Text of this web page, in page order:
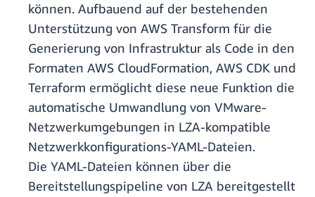
können. Aufbauend auf der bestehenden
Unterstützung von AWS Transform für die
Generierung von Infrastruktur als Code in den
Formaten AWS CloudFormation, AWS CDK und
Terraform ermöglicht diese neue Funktion die
automatische Umwandlung von VMware-
Netzwerkumgebungen in LZA-kompatible
Netzwerkkonfigurations-YAML-Dateien.
Die YAML-Dateien können über die
Bereitstellungspipeline von LZA bereitgestellt